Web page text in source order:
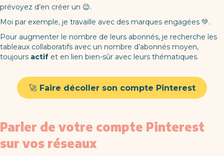
prévoyez d’en créer un 😉.
Moi par exemple, je travaille avec des marques engagées 💚.
Pour augmenter le nombre de leurs abonnés, je recherche les
tableaux collaboratifs avec un nombre d’abonnés moyen,
toujours actif et en lien bien-sûr avec leurs thématiques.
🚀Faire décoller son compte Pinterest
Parler de votre compte Pinterest
sur vos réseaux